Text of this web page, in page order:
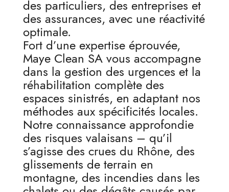
des particuliers, des entreprises et
des assurances, avec une réactivité
optimale.
Fort d’une expertise éprouvée,
Maye Clean SA vous accompagne
dans la gestion des urgences et la
réhabilitation complète des
espaces sinistrés, en adaptant nos
méthodes aux spécificités locales.
Notre connaissance approfondie
des risques valaisans – qu’il
s’agisse des crues du Rhône, des
glissements de terrain en
montagne, des incendies dans les